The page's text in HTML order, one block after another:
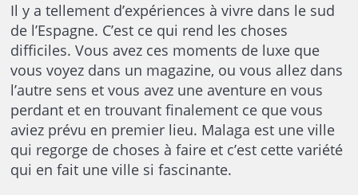
Il y a tellement d’expériences à vivre dans le sud
de l’Espagne. C’est ce qui rend les choses
difficiles. Vous avez ces moments de luxe que
vous voyez dans un magazine, ou vous allez dans
l’autre sens et vous avez une aventure en vous
perdant et en trouvant finalement ce que vous
aviez prévu en premier lieu. Malaga est une ville
qui regorge de choses à faire et c’est cette variété
qui en fait une ville si fascinante.